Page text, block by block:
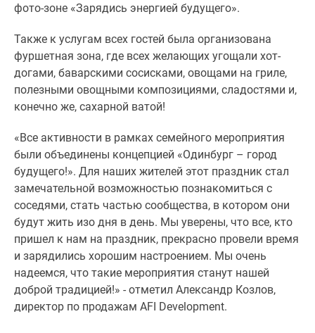
Банки
программы
Медиа
Новости
недвижимости
Мнение
Аналитика
рынка
Покупателю
Экспертиза
новостроек
Эксперты
авторы
проекте
Контакты
фото-зоне «Зарядись энергией будущего».
Также к услугам всех гостей была организована
фуршетная зона, где всех желающих угощали хот-
догами, баварскими сосисками, овощами на гриле,
полезными овощными композициями, сладостями и,
конечно же, сахарной ватой!
«Все активности в рамках семейного мероприятия
были объединены концепцией «Одинбург – город
будущего!». Для наших жителей этот праздник стал
замечательной возможностью познакомиться с
соседями, стать частью сообщества, в котором они
будут жить изо дня в день. Мы уверены, что все, кто
пришел к нам на праздник, прекрасно провели время
и зарядились хорошим настроением. Мы очень
надеемся, что такие мероприятия станут нашей
доброй традицией!» - отметил Александр Козлов,
директор по продажам AFI Development.